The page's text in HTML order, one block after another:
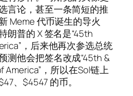
言论，甚至一条简短的推
Meme 代币诞生的导火
朗普的 X 签名是“45th
，后来他再次参选总统
测他会把签名改成“45th &
America”，所以在Sol链上
、$4547 的币。